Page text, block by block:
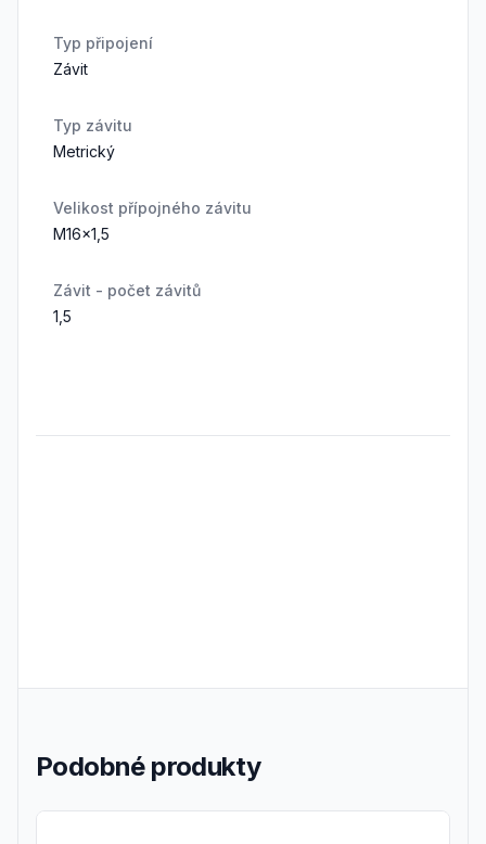
Typ připojení
Závit
Typ závitu
Metrický
Velikost přípojného závitu
M16x1,5
Závit - počet závitů
1,5
Podobné produkty